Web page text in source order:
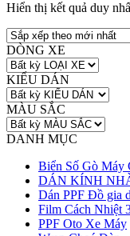
Hiển thị kết quả duy
DÒNG XE
KIỂU DÁN
MÀU SẮC
DANH MỤC
Biển Số Gò Máy
DÁN KÍNH
Dán PPF Đồ gia
Film Cách Nhiệt
PPF Oto Xe Máy